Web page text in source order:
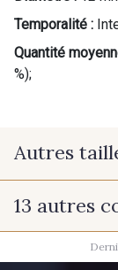
Temporalité :
Quantité
%);
Autres
15
13 autres
20 -